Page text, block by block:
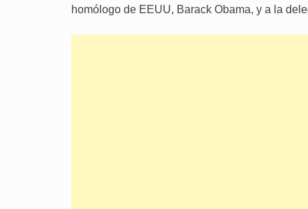
homólogo de EEUU, Barack Obama, y a la